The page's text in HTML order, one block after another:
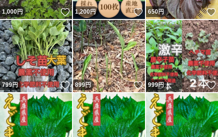
1,000円 いいね！
1,200円 いいね！
650円
799円 いいね！
899円 いいね！
999円